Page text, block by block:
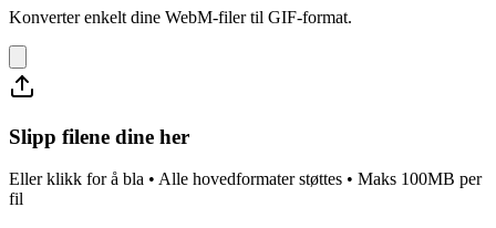
Konverter enkelt dine WebM-filer til GIF-format.
Slipp filene dine her
Eller klikk for å bla • Alle hovedformater støttes • Maks 100MB per
fil